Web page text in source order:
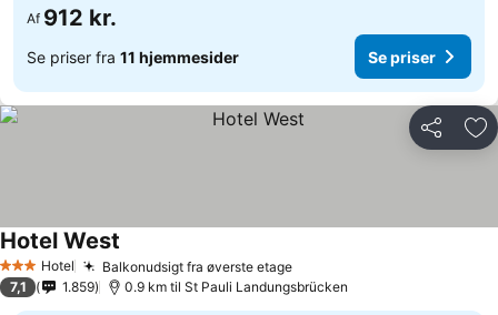
Af 912 kr.
Se priser fra 11 hjemmesider Se priser
Del
3 StjernerHotel Balkonudsigt fra øverste etage
Hotel West
7,1 1.859 0.9 km til St Pauli Landungsbrücken